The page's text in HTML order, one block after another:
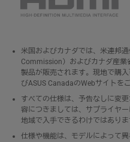
米国およびカナダでは、米連邦
Commission）およびカナダ産
製品が販売されます。現地で購
びASUS CanadaのWebサイトを
すべての仕様は、予告なしに変
容につきましては、サプライヤ
地域で入手できるわけではありま
仕様や機能は、モデルによって